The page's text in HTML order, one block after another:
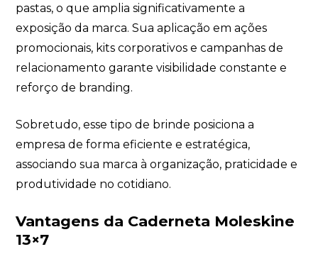
pastas, o que amplia significativamente a
exposição da marca. Sua aplicação em ações
promocionais, kits corporativos e campanhas de
relacionamento garante visibilidade constante e
reforço de branding.
Sobretudo, esse tipo de brinde posiciona a
empresa de forma eficiente e estratégica,
associando sua marca à organização, praticidade e
produtividade no cotidiano.
Vantagens da Caderneta Moleskine
13×7